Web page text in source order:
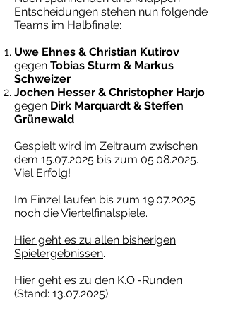
Entscheidungen stehen nun folgende
Teams im Halbfinale:
Uwe Ehnes & Christian Kutirov
gegen Tobias Sturm & Markus
Schweizer
Jochen Hesser & Christopher Harjo
gegen Dirk Marquardt & Steffen
Grünewald
Gespielt wird im Zeitraum zwischen
dem 15.07.2025 bis zum 05.08.2025.
Viel Erfolg!
Im Einzel laufen bis zum 19.07.2025
noch die Viertelfinalspiele.
Hier geht es zu allen bisherigen
Spielergebnissen.
Hier geht es zu den K.O.-Runden
(Stand: 13.07.2025).